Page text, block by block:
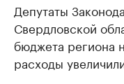
Депутаты
Свердловской
бюджета региона
расходы